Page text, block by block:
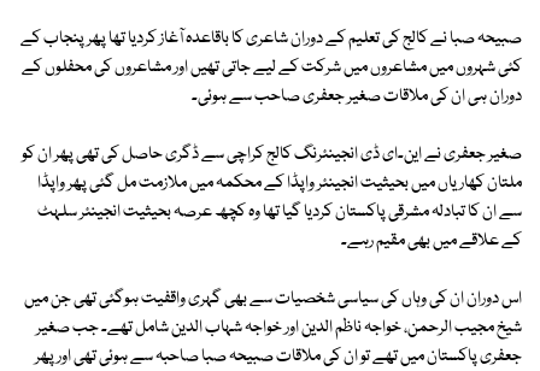
صبیحہ صبا نے کالج کی تعلیم کے دوران شاعری کا باقاعدہ آغاز کردیا تھا پھر پنجاب کے
کئی شہروں میں مشاعروں میں شرکت کے لیے جاتی تھیں اور مشاعروں کی محفلوں کے
دوران ہی ان کی ملاقات صغیر جعفری صاحب سے ہوئی۔
صغیر جعفری نے این۔ای ڈی انجینئرنگ کالج کراچی سے ڈگری حاصل کی تھی پھر ان کو
ملتان کھاریاں میں بحیثیت انجینئر واپڈا کے محکمہ میں ملازمت مل گئی پھر واپڈا
سے ان کا تبادلہ مشرقی پاکستان کردیا گیا تھا وہ کچھ عرصہ بحیثیت انجینئر سلہٹ
کے علاقے میں بھی مقیم رہے۔
اس دوران ان کی وہاں کی سیاسی شخصیات سے بھی گہری واقفیت ہوگئی تھی جن میں
شیخ مجیب الرحمن، خواجہ ناظم الدین اور خواجہ شہاب الدین شامل تھے۔ جب صغیر
جعفری پاکستان میں تھے تو ان کی ملاقات صبیحہ صبا صاحبہ سے ہوئی تھی اور پھر